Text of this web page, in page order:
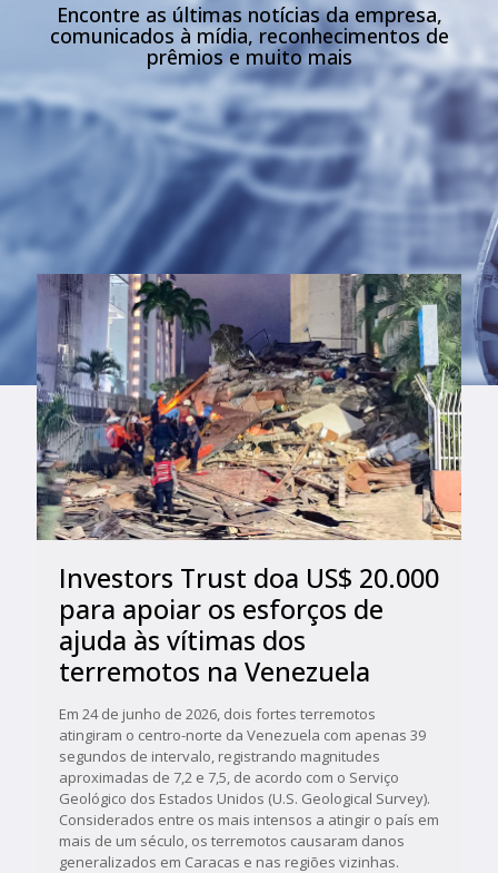
Encontre as últimas notícias da empresa,
comunicados à mídia, reconhecimentos de
prêmios e muito mais
Investors Trust doa US$ 20.000
para apoiar os esforços de
ajuda às vítimas dos
terremotos na Venezuela
Em 24 de junho de 2026, dois fortes terremotos
atingiram o centro-norte da Venezuela com apenas 39
segundos de intervalo, registrando magnitudes
aproximadas de 7,2 e 7,5, de acordo com o Serviço
Geológico dos Estados Unidos (U.S. Geological Survey).
Considerados entre os mais intensos a atingir o país em
mais de um século, os terremotos causaram danos
generalizados em Caracas e nas regiões vizinhas.